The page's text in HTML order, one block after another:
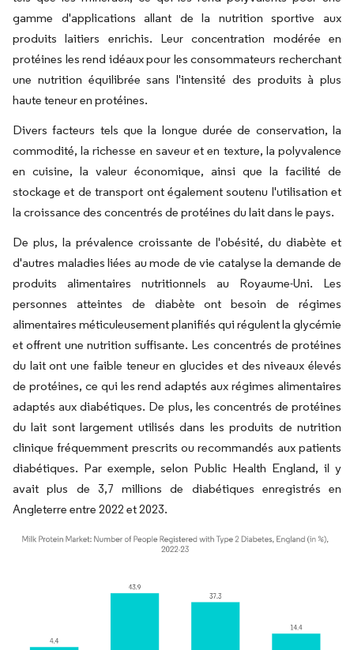
gamme d'applications allant de la nutrition sportive aux
produits laitiers enrichis. Leur concentration modérée en
protéines les rend idéaux pour les consommateurs recherchant
une nutrition équilibrée sans l'intensité des produits à plus
haute teneur en protéines.
Divers facteurs tels que la longue durée de conservation, la
commodité, la richesse en saveur et en texture, la polyvalence
en cuisine, la valeur économique, ainsi que la facilité de
stockage et de transport ont également soutenu l'utilisation et
la croissance des concentrés de protéines du lait dans le pays.
De plus, la prévalence croissante de l'obésité, du diabète et
d'autres maladies liées au mode de vie catalyse la demande de
produits alimentaires nutritionnels au Royaume-Uni. Les
personnes atteintes de diabète ont besoin de régimes
alimentaires méticuleusement planifiés qui régulent la glycémie
et offrent une nutrition suffisante. Les concentrés de protéines
du lait ont une faible teneur en glucides et des niveaux élevés
de protéines, ce qui les rend adaptés aux régimes alimentaires
adaptés aux diabétiques. De plus, les concentrés de protéines
du lait sont largement utilisés dans les produits de nutrition
clinique fréquemment prescrits ou recommandés aux patients
diabétiques. Par exemple, selon Public Health England, il y
avait plus de 3,7 millions de diabétiques enregistrés en
Angleterre entre 2022 et 2023.